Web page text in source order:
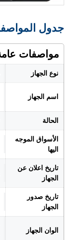
جدول
مواصفات
نوع الجهاز
اسم الجهاز
الحالة
الأسواق الموجه
اليها
تاريخ اعلان عن
الجهاز
تاريخ صدور
الجهاز
الوان الجهاز